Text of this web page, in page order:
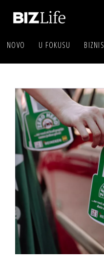
NOVO U FOKUSU BIZNIS